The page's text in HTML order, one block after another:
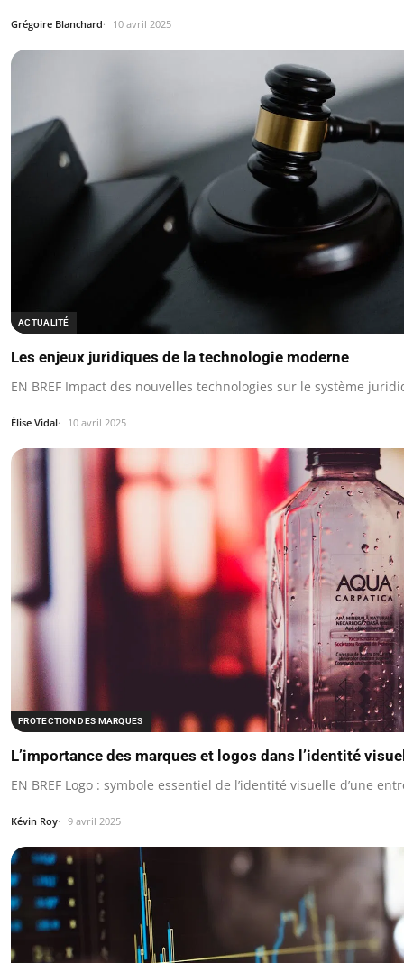
Grégoire Blanchard 10 avril 2025
ACTUALITÉ
Les enjeux juridiques de la technologie moderne
EN BREF Impact des nouvelles technologies sur le système
Élise Vidal 10 avril 2025
PROTECTION DES MARQUES
L’importance des marques et logos dans l’identité
EN BREF Logo : symbole essentiel de l’identité visuelle d’une
Kévin Roy 9 avril 2025